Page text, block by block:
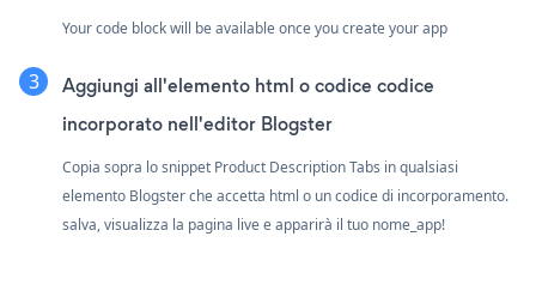
Your code block will be available once you create your app
Aggiungi all'elemento html o codice codice
incorporato nell'editor Blogster
Copia sopra lo snippet Product Description Tabs in qualsiasi
elemento Blogster che accetta html o un codice di incorporamento.
salva, visualizza la pagina live e apparirà il tuo nome_app!